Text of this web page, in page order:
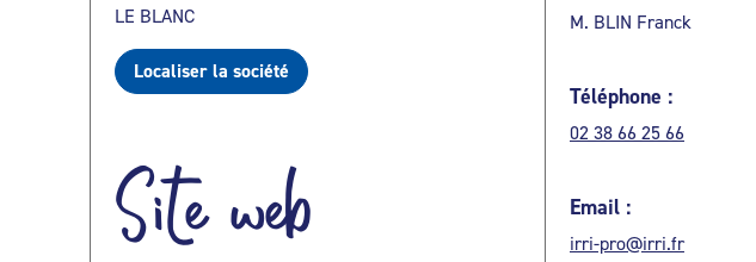
LE BLANC
Localiser la société
Site web
M. BLIN Franck
Téléphone :
02 38 66 25 66
Email :
irri-pro@irri.fr